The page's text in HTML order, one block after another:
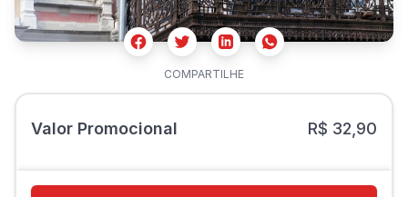
FacebookTwitterLinkedinWhatsapp
COMPARTILHE
Valor Promocional R$ 32,90